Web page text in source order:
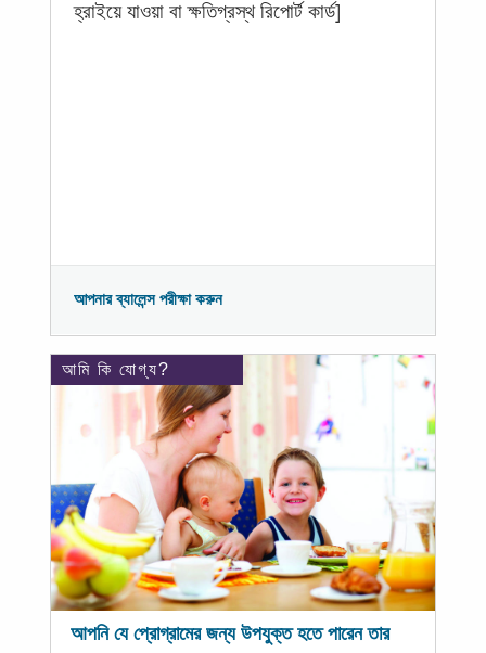
হ্রাইয়ে যাওয়া বা ক্ষতিগ্রস্থ রিপোর্ট কার্ড]
আপনার ব্যালেন্স পরীক্ষা করুন
আমি কি যোগ্য?
আপনি যে প্রোগ্রামের জন্য উপযুক্ত হতে পারেন তার